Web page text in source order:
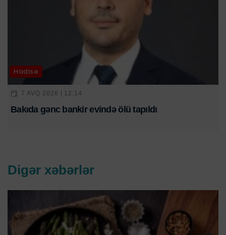
Hadisə
7 AVQ 2026 | 12:14
Bakıda gənc bankir evində ölü tapıldı
Digər xəbərlər